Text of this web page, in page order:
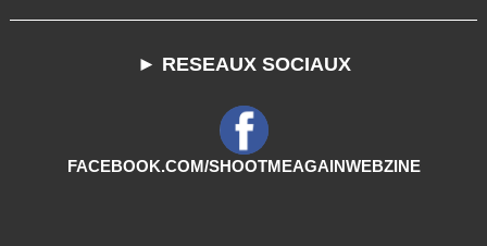
► RESEAUX SOCIAUX
FACEBOOK.COM/SHOOTMEAGAINWEBZINE